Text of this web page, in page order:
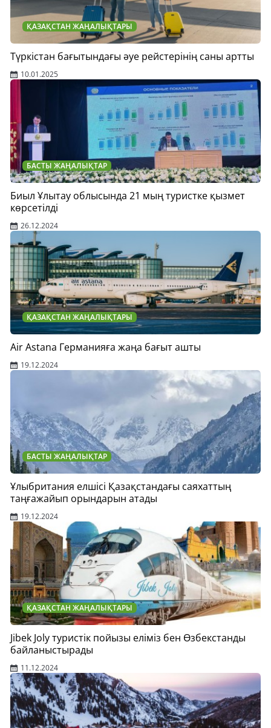
ҚАЗАҚСТАН ЖАҢАЛЫҚТАРЫ
Түркістан бағытындағы әуе рейстерінің саны артты
10.01.2025
БАСТЫ ЖАҢАЛЫҚТАР
Биыл Ұлытау облысында 21 мың туристке қызмет
көрсетілді
26.12.2024
ҚАЗАҚСТАН ЖАҢАЛЫҚТАРЫ
Air Astana Германияға жаңа бағыт ашты
19.12.2024
БАСТЫ ЖАҢАЛЫҚТАР
Ұлыбритания елшісі Қазақстандағы саяхаттың
таңғажайып орындарын атады
19.12.2024
ҚАЗАҚСТАН ЖАҢАЛЫҚТАРЫ
Jibek Joly туристік пойызы еліміз бен Өзбекстанды
байланыстырады
11.12.2024